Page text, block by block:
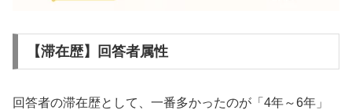
【滞在歴】回答者属性
回答者の滞在歴として、一番多かったのが「4年～6年」